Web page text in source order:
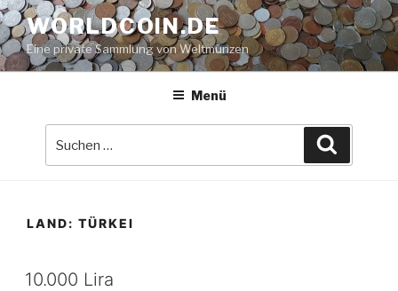
Zum
Inhalt
springen
WORLDCOIN.DE
Eine private Sammlung von Weltmünzen
Menü
LAND: TÜRKEI
10.000 Lira